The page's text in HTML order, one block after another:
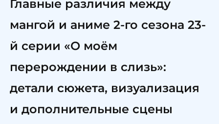
Главные различия между
мангой и аниме 2-го сезона 23-
й серии «О моём
перерождении в слизь»:
детали сюжета, визуализация
и дополнительные сцены